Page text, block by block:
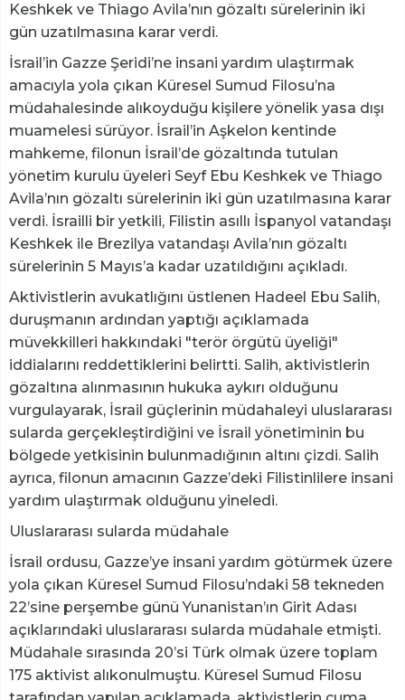
Keshkek ve Thiago Avila’nın gözaltı sürelerinin iki
gün uzatılmasına karar verdi.
İsrail’in Gazze Şeridi’ne insani yardım ulaştırmak
amacıyla yola çıkan Küresel Sumud Filosu’na
müdahalesinde alıkoyduğu kişilere yönelik yasa dışı
muamelesi sürüyor. İsrail’in Aşkelon kentinde
mahkeme, filonun İsrail’de gözaltında tutulan
yönetim kurulu üyeleri Seyf Ebu Keshkek ve Thiago
Avila’nın gözaltı sürelerinin iki gün uzatılmasına karar
verdi. İsrailli bir yetkili, Filistin asıllı İspanyol vatandaşı
Keshkek ile Brezilya vatandaşı Avila’nın gözaltı
sürelerinin 5 Mayıs’a kadar uzatıldığını açıkladı.
Aktivistlerin avukatlığını üstlenen Hadeel Ebu Salih,
duruşmanın ardından yaptığı açıklamada
müvekkilleri hakkındaki "terör örgütü üyeliği"
iddialarını reddettiklerini belirtti. Salih, aktivistlerin
gözaltına alınmasının hukuka aykırı olduğunu
vurgulayarak, İsrail güçlerinin müdahaleyi uluslararası
sularda gerçekleştirdiğini ve İsrail yönetiminin bu
bölgede yetkisinin bulunmadığının altını çizdi. Salih
ayrıca, filonun amacının Gazze’deki Filistinlilere insani
yardım ulaştırmak olduğunu yineledi.
Uluslararası sularda müdahale
İsrail ordusu, Gazze’ye insani yardım götürmek üzere
yola çıkan Küresel Sumud Filosu’ndaki 58 tekneden
22’sine perşembe günü Yunanistan’ın Girit Adası
açıklarındaki uluslararası sularda müdahale etmişti.
Müdahale sırasında 20’si Türk olmak üzere toplam
175 aktivist alıkonulmuştu. Küresel Sumud Filosu